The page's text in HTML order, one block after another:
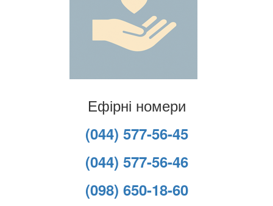
Ефірні номери
(044) 577-56-45
(044) 577-56-46
(098) 650-18-60